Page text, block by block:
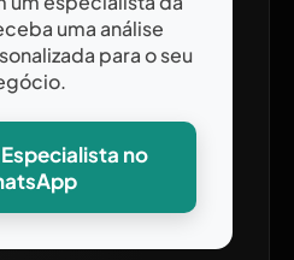
uma análise
para o seu
no